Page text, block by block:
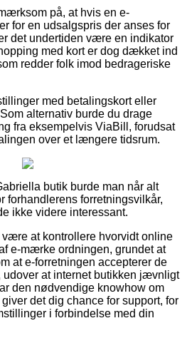
på, at hvis en e-
for en udsalgspris der anses for
det undertiden være en indikator
med kort er dog dækket ind
redder folk imod bedrageriske
med betalingskort eller
alternativ burde du drage
fra eksempelvis ViaBill, forudsat
over et længere tidsrum.
butik burde man når alt
forhandlerens forretningsvilkår,
ikke videre interessant.
at kontrollere hvorvidt online
e-mærke ordningen, grundet at
at e-forretningen accepterer de
at internet butikken jævnligt
den nødvendige knowhow om
det dig chance for support, for
i forbindelse med din